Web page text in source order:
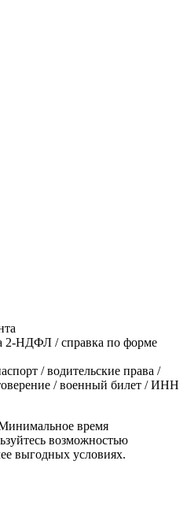
2-НДФЛ / справка по форме
/ водительские права /
/ военный билет / ИНН
время
возможностью
выгодных условиях.